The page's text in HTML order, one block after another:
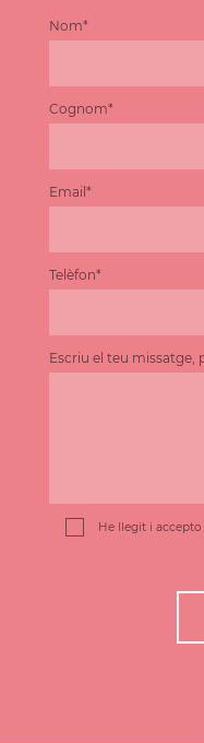
Nom*
Cognom*
Email*
Telèfon*
Escriu el teu missatge,
He llegit i accepto